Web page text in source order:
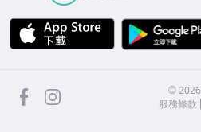
APP Store
facebook ©2026
服務條款